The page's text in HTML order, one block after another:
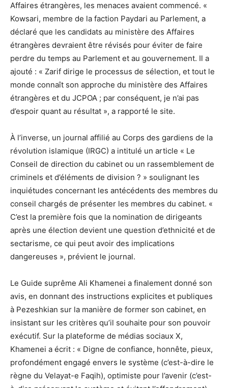
Affaires étrangères, les menaces avaient commencé. «
Kowsari, membre de la faction Paydari au Parlement, a
déclaré que les candidats au ministère des Affaires
étrangères devraient être révisés pour éviter de faire
perdre du temps au Parlement et au gouvernement. Il a
ajouté : « Zarif dirige le processus de sélection, et tout le
monde connaît son approche du ministère des Affaires
étrangères et du JCPOA ; par conséquent, je n’ai pas
d’espoir quant au résultat », a rapporté le site.
À l’inverse, un journal affilié au Corps des gardiens de la
révolution islamique (IRGC) a intitulé un article « Le
Conseil de direction du cabinet ou un rassemblement de
criminels et d’éléments de division ? » soulignant les
inquiétudes concernant les antécédents des membres du
conseil chargés de présenter les membres du cabinet. «
C’est la première fois que la nomination de dirigeants
après une élection devient une question d’ethnicité et de
sectarisme, ce qui peut avoir des implications
dangereuses », prévient le journal.
Le Guide suprême Ali Khamenei a finalement donné son
avis, en donnant des instructions explicites et publiques
à Pezeshkian sur la manière de former son cabinet, en
insistant sur les critères qu’il souhaite pour son pouvoir
exécutif. Sur la plateforme de médias sociaux X,
Khamenei a écrit : « Digne de confiance, honnête, pieux,
profondément engagé envers le système (c’est-à-dire le
règne du Velayat-e Faqih), optimiste pour l’avenir (c’est-